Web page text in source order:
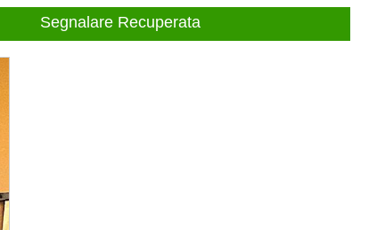
Segnalare Recuperata